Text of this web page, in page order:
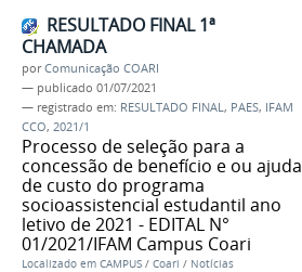
RESULTADO FINAL 1ª
CHAMADA
porComunicação COARI
— publicado 01/07/2021
— registrado em: RESULTADO FINAL , PAES, IFAM
CCO, 2021/1
Processo de seleção para a
concessão de benefício e ou ajuda
de custo do programa
socioassistencial estudantil ano
letivo de 2021 - EDITAL N°
01/2021/IFAM Campus Coari
Localizado em CAMPUS / Coari / Notícias